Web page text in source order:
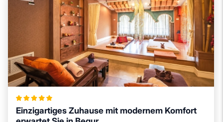
Einzigartiges Zuhause mit modernem Komfort